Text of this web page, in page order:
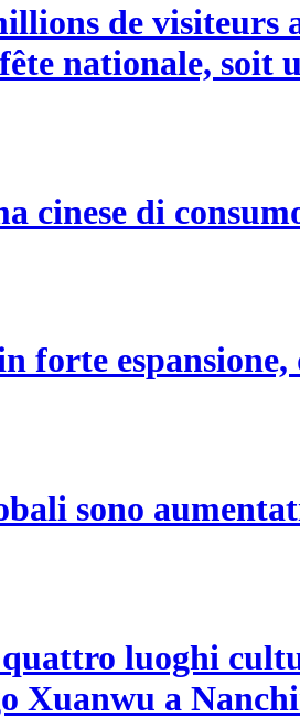
de visiteurs
nationale,
cinese di
sono
luoghi
Xuanwu a